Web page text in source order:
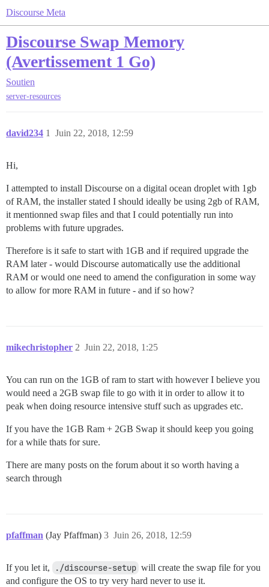
Discourse Meta
Discourse Swap Memory
(Avertissement 1 Go)
Soutien
server-resources
david234 Juin 22, 2018, 12:59
1
Hi,
I attempted to install Discourse on a digital ocean droplet with 1gb
of RAM, the installer stated I should ideally be using 2gb of RAM,
it mentionned swap files and that I could potentially run into
problems with future upgrades.
Therefore is it safe to start with 1GB and if required upgrade the
RAM later - would Discourse automatically use the additional
RAM or would one need to amend the configuration in some way
to allow for more RAM in future - and if so how?
mikechristopher Juin 22, 2018, 1:25
2
You can run on the 1GB of ram to start with however I believe you
would need a 2GB swap file to go with it in order to allow it to
peak when doing resource intensive stuff such as upgrades etc.
If you have the 1GB Ram + 2GB Swap it should keep you going
for a while thats for sure.
There are many posts on the forum about it so worth having a
search through
pfaffman (Jay Pfaffman) Juin 26, 2018, 12:59
3
If you let it, ./discourse-setup will create the swap file for you
and configure the OS to try very hard never to use it.